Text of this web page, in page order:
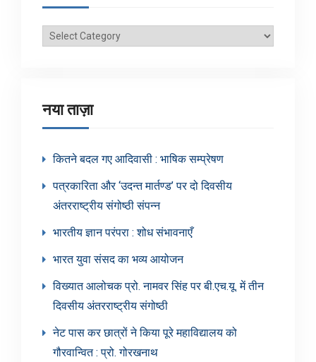
ब्लॉग
नया ताज़ा
कितने बदल गए आदिवासी : भाषिक सम्प्रेषण
पत्रकारिता और ‘उदन्त मार्तण्ड’ पर दो दिवसीय
अंतरराष्ट्रीय संगोष्ठी संपन्न
भारतीय ज्ञान परंपरा : शोध संभावनाएँ
भारत युवा संसद का भव्य आयोजन
विख्यात आलोचक प्रो. नामवर सिंह पर बी.एच.यू. में तीन
दिवसीय अंतरराष्ट्रीय संगोष्ठी
नेट पास कर छात्रों ने किया पूरे महाविद्यालय को
गौरवान्वित : प्रो. गोरखनाथ